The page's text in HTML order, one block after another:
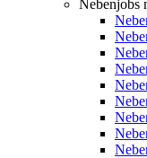
Nebenjobs